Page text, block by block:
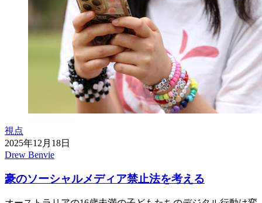
視点
2025年12月18日
Drew Benvie
豪のソーシャルメディア禁止法を考える